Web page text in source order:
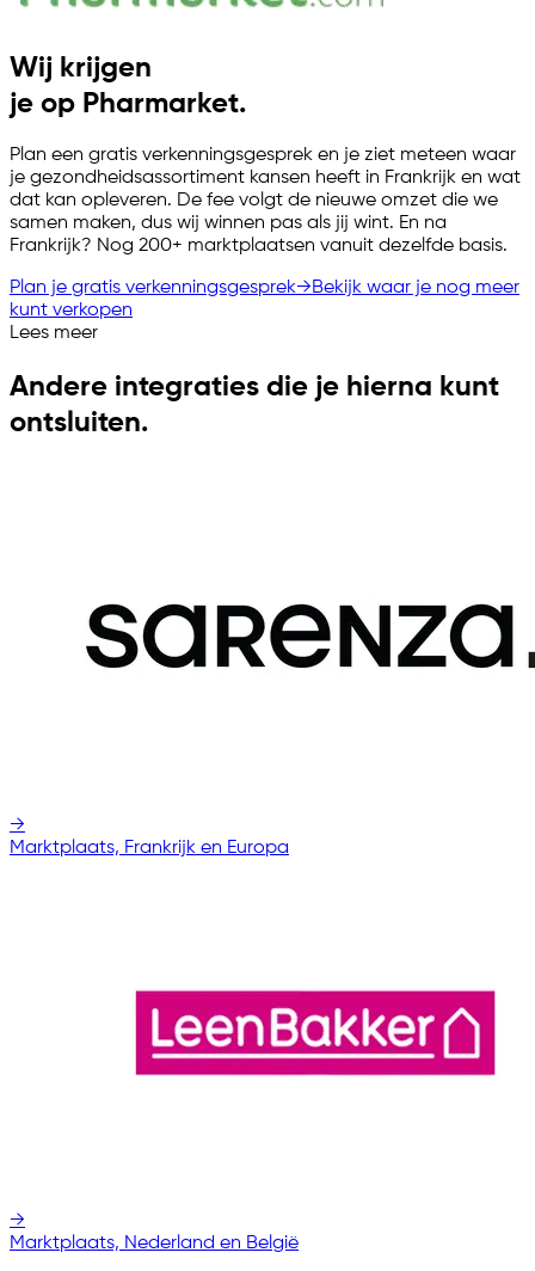
Wij krijgen
je op Pharmarket.
Plan een gratis verkenningsgesprek en je ziet meteen waar
je gezondheidsassortiment kansen heeft in Frankrijk en wat
dat kan opleveren. De fee volgt de nieuwe omzet die we
samen maken, dus wij winnen pas als jij wint. En na
Frankrijk? Nog 200+ marktplaatsen vanuit dezelfde basis.
Plan je gratis verkenningsgesprek→Bekijk waar je nog meer
kunt verkopen
Lees meer
Andere integraties die je hierna kunt
ontsluiten.
→
Marktplaats, Frankrijk en Europa
→
Marktplaats, Nederland en België